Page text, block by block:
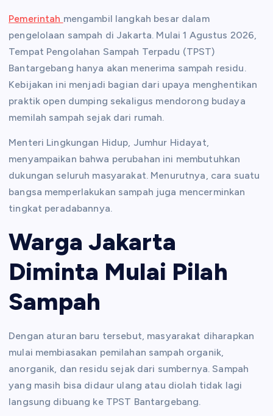
Pemerintah mengambil langkah besar dalam
pengelolaan sampah di Jakarta. Mulai 1 Agustus 2026,
Tempat Pengolahan Sampah Terpadu (TPST)
Bantargebang hanya akan menerima sampah residu.
Kebijakan ini menjadi bagian dari upaya menghentikan
praktik open dumping sekaligus mendorong budaya
memilah sampah sejak dari rumah.
Menteri Lingkungan Hidup, Jumhur Hidayat,
menyampaikan bahwa perubahan ini membutuhkan
dukungan seluruh masyarakat. Menurutnya, cara suatu
bangsa memperlakukan sampah juga mencerminkan
tingkat peradabannya.
Warga Jakarta
Diminta Mulai Pilah
Sampah
Dengan aturan baru tersebut, masyarakat diharapkan
mulai membiasakan pemilahan sampah organik,
anorganik, dan residu sejak dari sumbernya. Sampah
yang masih bisa didaur ulang atau diolah tidak lagi
langsung dibuang ke TPST Bantargebang.